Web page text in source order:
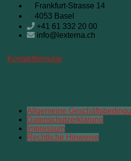
Frankfurt-Strasse 14
4053 Basel
+41 61 332 20 00
info@lexterna.ch
Kontaktformular
Allgemeine
Datenschutzerklärung
Impressum
Rechtliche Hinweise